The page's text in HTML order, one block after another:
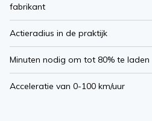
fabrikant
Actieradius in de praktijk
Minuten nodig om tot 80% te laden
Acceleratie van 0-100 km/uur